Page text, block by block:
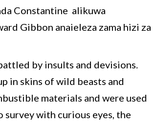
Constantine alikuwa
Gibbon anaieleza zama hizi za
by insults and devisions.
in skins of wild beasts and
materials and were used
with curious eyes, the